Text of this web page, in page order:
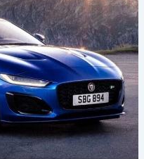
في
الدمام
–
الخبر
–
المنطقة
الشرقية